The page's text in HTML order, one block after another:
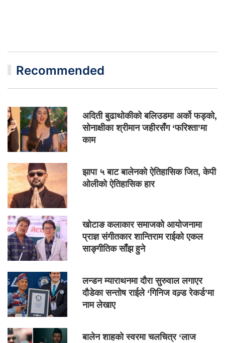
Recommended
अदिती बुढाथोकीको बलिउडमा अर्को फड्को,
सोनाक्षीका श्रीमान जहीरसँग ‘फरिश्ता’मा
काम
झापा ५ बाट बालेनको ऐतिहासिक जित, केपी
ओलीको ऐतिहासिक हार
खोटाङ कलाकार समाजको आयोजनामा
प्राज्ञ संगीतकार शान्तिराम राईको एकल
साङ्गीतिक साँझ हुने
लन्डन म्याराथनमा दौरा सुरुवाल लगाएर
दौडेका सन्तोष राईले ‘गिनिज वल्र्ड रेकर्ड’मा
नाम लेखाए
बालेन शाहको स्वरमा चलचित्र ‘लाज